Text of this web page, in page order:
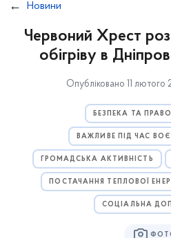
Новини
Червоний Хрест
обігріву в
Опубліковано 11 лютого
БЕЗПЕКА ТА
ВАЖЛИВЕ ПІД ЧАС
ГРОМАДСЬКА АКТИВНІСТЬ
ПОСТАЧАННЯ ТЕПЛОВОЇ
СОЦІАЛЬНА